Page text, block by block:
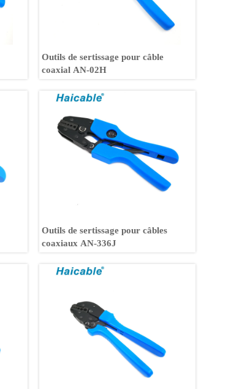
Outils de sertissage pour câble
coaxial AN-02H
Outils de sertissage pour câbles
coaxiaux AN-336J